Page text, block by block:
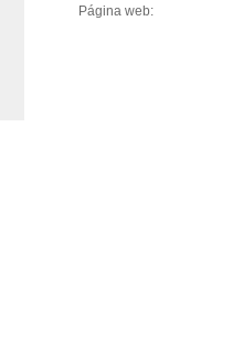
Página web: